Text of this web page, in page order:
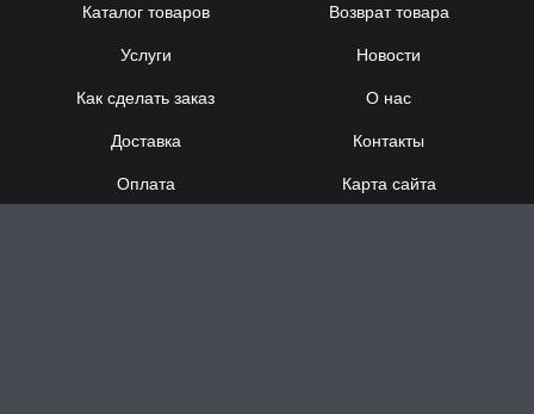
Каталог товаров
Услуги
Как сделать заказ
Доставка
Оплата
Возврат товара
Новости
О нас
Контакты
Карта сайта